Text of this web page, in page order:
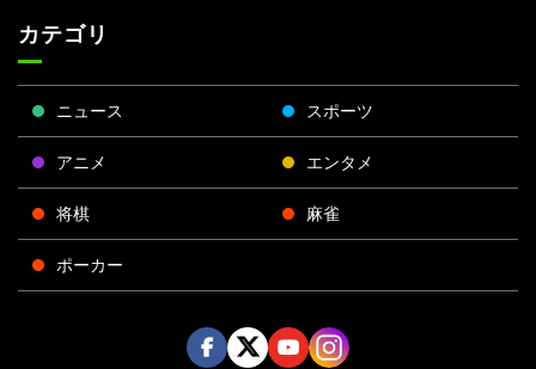
カテゴリ
ニュース スポーツ
アニメ エンタメ
将棋 麻雀
ポーカー